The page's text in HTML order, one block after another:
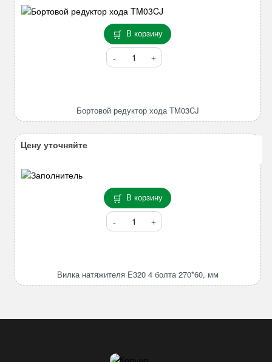
AS223
В корзину
Количество
товара
TM03CJ
Бортовой редуктор хода TM03CJ
В корзину
Количество
товара
4
мм
Вилка натяжителя E320 4 болта 270*60, мм
Цену уточняйте